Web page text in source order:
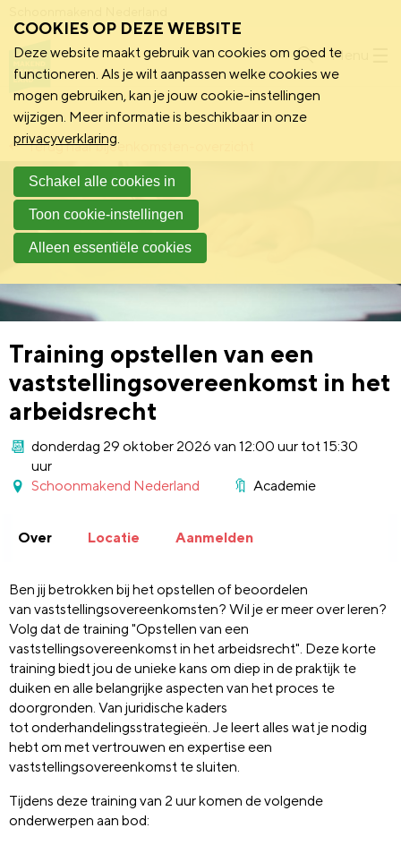
Menu
Terug naar bijeenkomsten-overzicht
Training opstellen van een
vaststellingsovereenkomst in het
arbeidsrecht
donderdag 29 oktober 2026 van 12:00 uur tot 15:30
uur
Schoonmakend Nederland
Academie
Over Locatie Aanmelden
Ben jij betrokken bij het opstellen of beoordelen
van vaststellingsovereenkomsten? Wil je er meer over leren?
Volg dat de training "Opstellen van een
vaststellingsovereenkomst in het arbeidsrecht". Deze korte
training biedt jou deunieke kans om diep in de praktijk te
duiken en alle belangrijke aspecten van het proces te
doorgronden. Van juridische kaders
totonderhandelingsstrategieën. Je leert alles wat je nodig
hebt om met vertrouwen en expertise een
vaststellingsovereenkomst te sluiten.
Tijdens deze training van 2 uur komen devolgende
onderwerpen aan bod:
COOKIES OP DEZE WEBSITE
Deze website maakt gebruik van cookies om goed te
functioneren. Als je wilt aanpassen welke cookies we
mogen gebruiken, kan je jouw cookie-instellingen
wijzigen. Meer informatie is beschikbaar in onze
privacyverklaring.
Schakel alle cookies in
Toon cookie-instellingen
Alleen essentiële cookies